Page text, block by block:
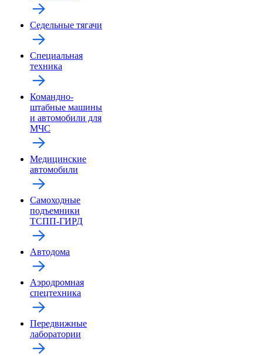
Седельные тягачи
Специальная
техника
Командно-
штабные машины
и автомобили для
МЧС
Медицинские
автомобили
Самоходные
подъемники
ТСПП-ГИРД
Автодома
Аэродромная
спецтехника
Передвижные
лаборатории